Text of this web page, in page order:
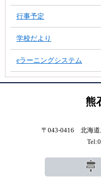
行事予定
学校だより
eラーニングシステム
熊
〒043-0416 北海道